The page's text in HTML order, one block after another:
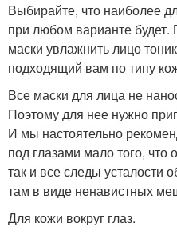
Выбирайте, что наиболее
при любом варианте будет.
маски увлажнить лицо
подходящий вам по типу
Все маски для лица не
Поэтому для нее нужно
И мы настоятельно
под глазами мало того, что
так и все следы усталости
там в виде ненавистных
Для кожи вокруг глаз.